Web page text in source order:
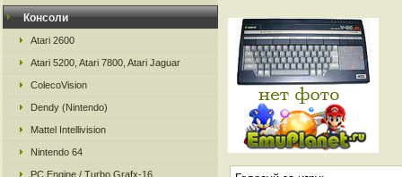
Консоли
Atari 2600
Atari 5200, Atari 7800, Atari Jaguar
ColecoVision
Dendy (Nintendo)
Mattel Intellivision
Nintendo 64
PC Engine / Turbo Grafx-16